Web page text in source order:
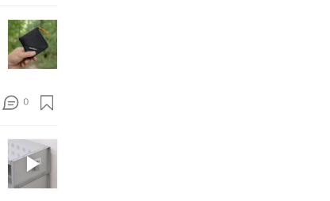
의
휴
식
에
도
이
중
인
차
안
☺️
미
니
미
멀
👌🏼
이
걸
처
음
든
0
년
이
넘
0
필
요
한
것